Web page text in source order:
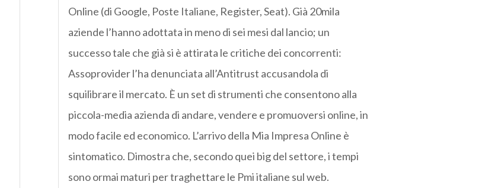
Online (di Google, Poste Italiane, Register, Seat). Già 20mila
aziende l’hanno adottata in meno di sei mesi dal lancio; un
successo tale che già si è attirata le critiche dei concorrenti:
Assoprovider l’ha denunciata all’Antitrust accusandola di
squilibrare il mercato. È un set di strumenti che consentono alla
piccola-media azienda di andare, vendere e promuoversi online, in
modo facile ed economico. L’arrivo della Mia Impresa Online è
sintomatico. Dimostra che, secondo quei big del settore, i tempi
sono ormai maturi per traghettare le Pmi italiane sul web.